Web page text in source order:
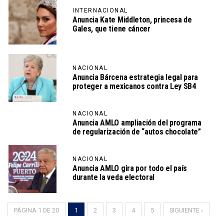
INTERNACIONAL
Anuncia Kate Middleton, princesa de
Gales, que tiene cáncer
NACIONAL
Anuncia Bárcena estrategia legal para
proteger a mexicanos contra Ley SB4
NACIONAL
Anuncia AMLO ampliación del programa
de regularización de “autos chocolate”
NACIONAL
Anuncia AMLO gira por todo el país
durante la veda electoral
PÁGINA 1 DE 20 1 2 3 4 5 SIGUIENTE ›